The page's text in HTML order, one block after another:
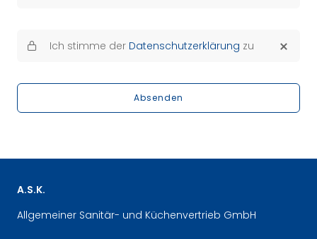
Ich stimme der Datenschutzerklärung zu
Absenden
A.S.K.
Allgemeiner Sanitär- und Küchenvertrieb GmbH